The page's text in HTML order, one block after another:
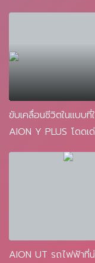
ขับเคลื่อนชีวิตในแบบที่
AION Y PLUS โดดเด่นอย่าง
AION UT รถไฟฟ้าที่